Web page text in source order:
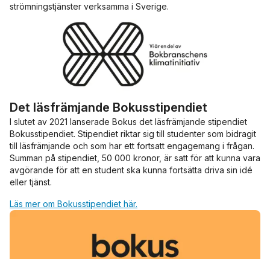
strömningstjänster verksamma i Sverige.
Det läsfrämjande Bokusstipendiet
I slutet av 2021 lanserade Bokus det läsfrämjande stipendiet
Bokusstipendiet. Stipendiet riktar sig till studenter som bidragit
till läsfrämjande och som har ett fortsatt engagemang i frågan.
Summan på stipendiet, 50 000 kronor, är satt för att kunna vara
avgörande för att en student ska kunna fortsätta driva sin idé
eller tjänst.
Läs mer om Bokusstipendiet här.